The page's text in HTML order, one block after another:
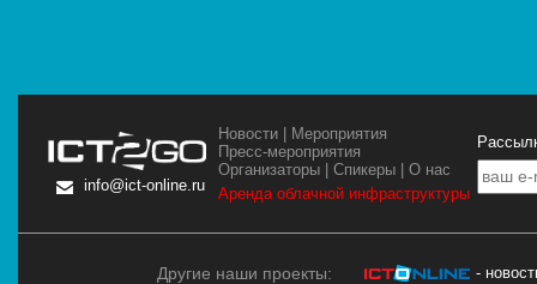
info@ict-online.ru
Новости | Мероприятия
Пресс-мероприятия
Организаторы |Спикеры |О нас
Аренда облачной инфраструктуры
Другие наши проекты: -